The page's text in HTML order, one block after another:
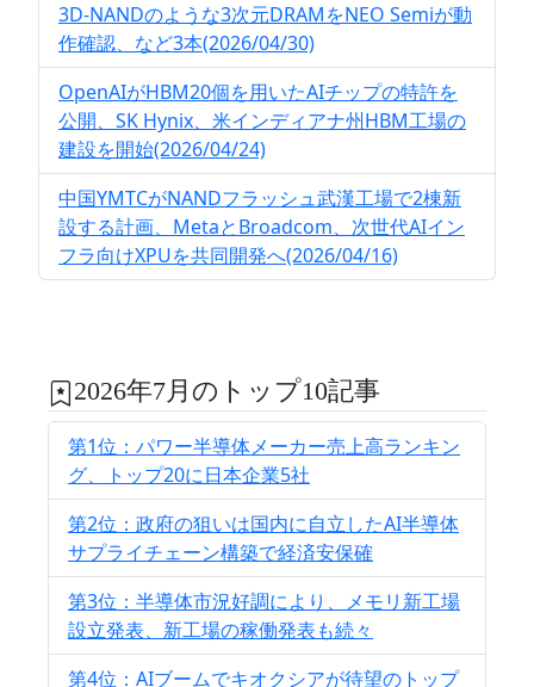
3D-NANDのような3次元DRAMをNEO Semiが動
作確認、など3本(2026/04/30)
OpenAIがHBM20個を用いたAIチップの特許を
公開、SK Hynix、米インディアナ州HBM工場の
建設を開始(2026/04/24)
中国YMTCがNANDフラッシュ武漢工場で2棟新
設する計画、MetaとBroadcom、次世代AIイン
フラ向けXPUを共同開発へ(2026/04/16)
2026年7月のトップ10記事
第1位：パワー半導体メーカー売上高ランキン
グ、トップ20に日本企業5社
第2位：政府の狙いは国内に自立したAI半導体
サプライチェーン構築で経済安保確
第3位：半導体市況好調により、メモリ新工場
設立発表、新工場の稼働発表も続々
第4位：AIブームでキオクシアが待望のトップ